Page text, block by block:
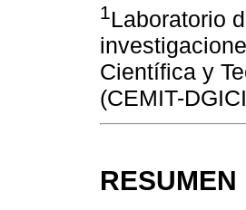
1Laboratorio
Científica y
(CEMIT-
RESUMEN